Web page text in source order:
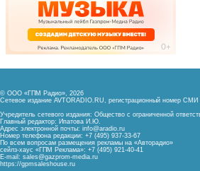
© ООО «ГПМ Радио», 2026
Сетевое издание AVTORADIO.RU, регистрационный номер СМИ
Учредитель сетевого издания: Общество с ограниченной
Главный редактор: Ипатова И.Ю.
Адрес электронной почты: info@aradio.ru
Номер телефона редакции: +7 (495) 937-33-67
По всем вопросам размещения рекламы на «Авторадио»
сейлз-хаус «ГПМ Реклама»: +7 (495) 921-40-41
E-mail: sales@gazprom-media.ru
https://gpmsaleshouse.ru